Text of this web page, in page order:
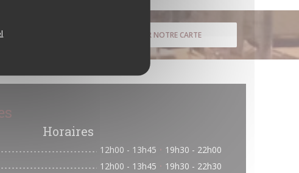
DÉCOUVRIR NOTRE CARTE
Horaires
12h00 - 13h45 • 19h30 - 22h00
12h00 - 13h45 • 19h30 - 22h30